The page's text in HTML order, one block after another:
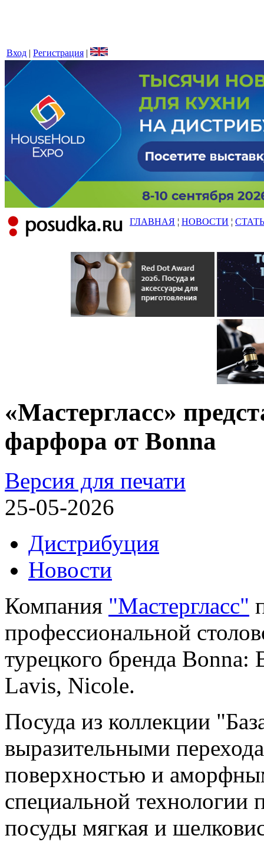
Вход | Регистрация |
ГЛАВНАЯ ¦ НОВОСТИ ¦
«Мастергласс»
фарфора от Bonna
Версия для печати
25-05-2026
Дистрибуция
Новости
Компания "Мастергласс"
профессиональной
турецкого бренда
Lavis, Nicole.
Посуда из коллекции
выразительными
поверхностью и
специальной технологии
посуды мягкая и